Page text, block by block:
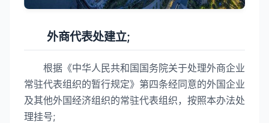
外商代表处建立;
根据《中华人民共和国国务院关于处理外商企业
常驻代表组织的暂行规定》第四条经同意的外国企业
及其他外国经济组织的常驻代表组织，按照本办法处
理挂号;